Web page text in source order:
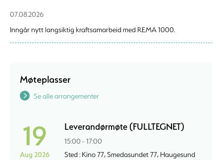
07.08.2026
Inngår nytt langsiktig kraftsamarbeid med REMA 1000.
Møteplasser
Se alle arrangementer
19
Aug 2026
Leverandørmøte (FULLTEGNET)
15:00 - 17:00
Sted : Kino 77, Smedasundet 77, Haugesund